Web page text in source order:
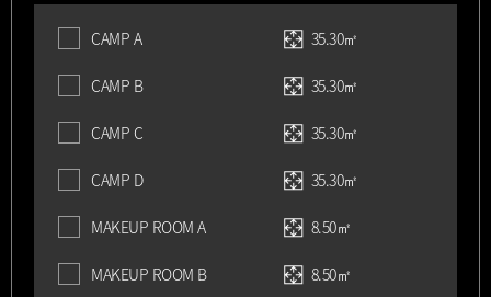
CAMP A 35.30㎡
CAMP B 35.30㎡
CAMP C 35.30㎡
CAMP D 35.30㎡
MAKEUP ROOM A 8.50㎡
MAKEUP ROOM B 8.50㎡